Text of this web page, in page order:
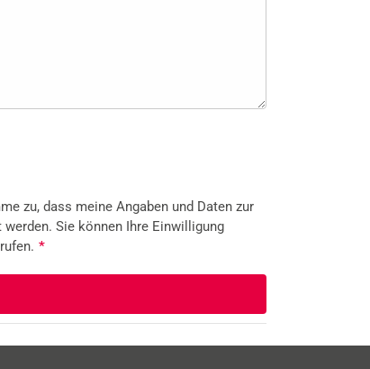
zu, dass meine Angaben und Daten zur
Sie können Ihre Einwilligung
*